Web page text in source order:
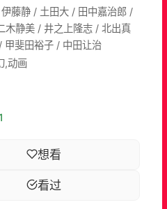
藤静 / 土田大 / 田中嘉治郎 /
木静美 / 井之上隆志 / 北出真
甲斐田裕子 / 中田让治
,动画
想看
看过